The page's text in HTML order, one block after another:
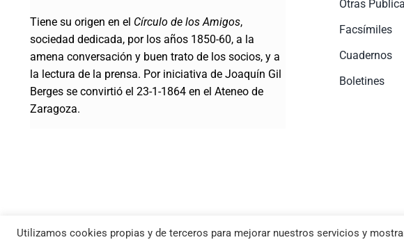
Tiene su origen en el Círculo de los Amigos,
sociedad dedicada, por los años 1850-60, a la
amena conversación y buen trato de los socios, y a
la lectura de la prensa. Por iniciativa de Joaquín Gil
Berges se convirtió el 23-1-1864 en el Ateneo de
Zaragoza.
Otras
Facsímiles
Cuadernos
Boletines
Utilizamos cookies propias y de terceros para mejorar nuestros servicios y